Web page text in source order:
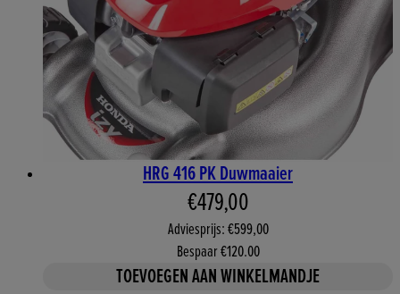
HRG 416 PK Duwmaaier
Huidige prijs: €479,00.
€479,00
Adviesprijs: €599,00
Bespaar €120.00
TOEVOEGEN AAN WINKELMANDJE